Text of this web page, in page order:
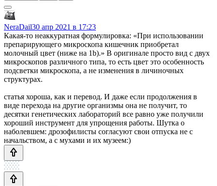
NeraDail30 апр 2021 в 17:23
Какая-то неаккуратная формулировка: «При использовании
препарирующего микроскопа кишечник приобретал
молочный цвет (ниже на 1b).» В оригинале просто вид с двух
микроскопов различного типа, то есть цвет это особенность
подсветки микроскопа, а не изменения в личиночных
структурах.
статья хороша, как и перевод. И даже если продолжения в
виде перехода на другие организмы она не получит, то
десятки генетических лабораторий все равно уже получили
хороший инструмент для упрощения работы. Шутка о
наболевшем: дрозофилисты согласуют свои отпуска не с
начальством, а с мухами и их музеем:)